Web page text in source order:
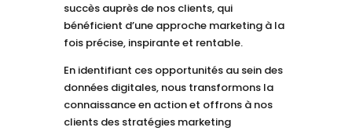
succès auprès de nos clients, qui
bénéficient d’une approche marketing à la
fois précise, inspirante et rentable.
En identifiant ces opportunités au sein des
données digitales, nous transformons la
connaissance en action et offrons à nos
clients des stratégies marketing